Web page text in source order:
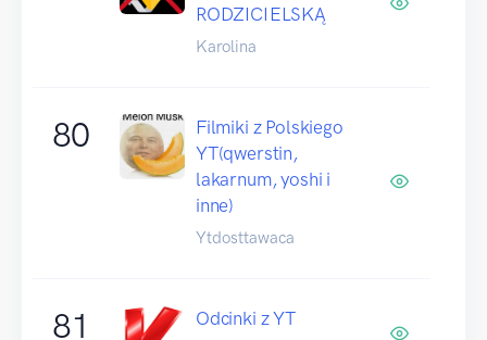
RODZICIELSKĄ
Karolina
80
Filmiki z Polskiego
YT(qwerstin,
lakarnum, yoshi i
inne)
Ytdosttawaca
81 Odcinki z YT